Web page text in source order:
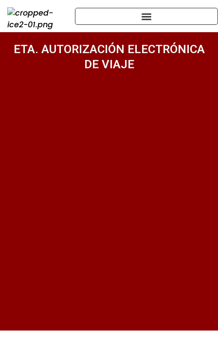
ETA. AUTORIZACIÓN ELECTRÓNICA
DE VIAJE